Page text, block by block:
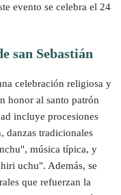
evento se celebra el 24
san Sebastián
celebración religiosa y
honor al santo patrón
incluye procesiones
danzas tradicionales
música típica, y
uchu". Además, se
que refuerzan la